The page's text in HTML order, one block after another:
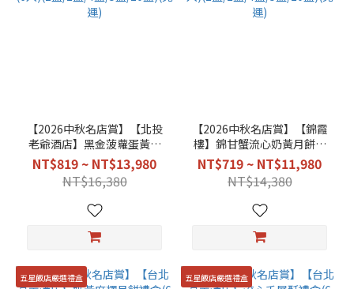
【2026中秋名店賞】【北投
老爺酒店】黑金菠蘿蛋黃酥
禮盒(6入)(1盒/2盒/4盒/5
盒/20盒)(免運)
NT$819 ~ NT$13,980
NT$16,380
【2026中秋名店賞】【錦霞
樓】錦甘蟹流心奶黃月餅禮
盒(6入)(1盒/2盒/4盒/5盒/20
盒)(免運)
NT$719 ~ NT$11,980
NT$14,380
五星飯店嚴選禮盒 五星飯店嚴選禮盒